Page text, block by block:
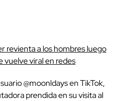
revienta a los hombres luego
vuelve viral en redes
@moonldays en TikTok,
prendida en su visita al